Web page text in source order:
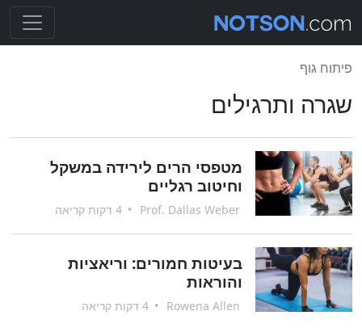
פיתוח גוף
שגרה ותרגילים
מטפסי הרים לירידה במשקל
וחיטוב רגליים
Prof. Dallas Weber
•
בעיטות חמורים: וריאציות
והוראות
Rowena Allen
•